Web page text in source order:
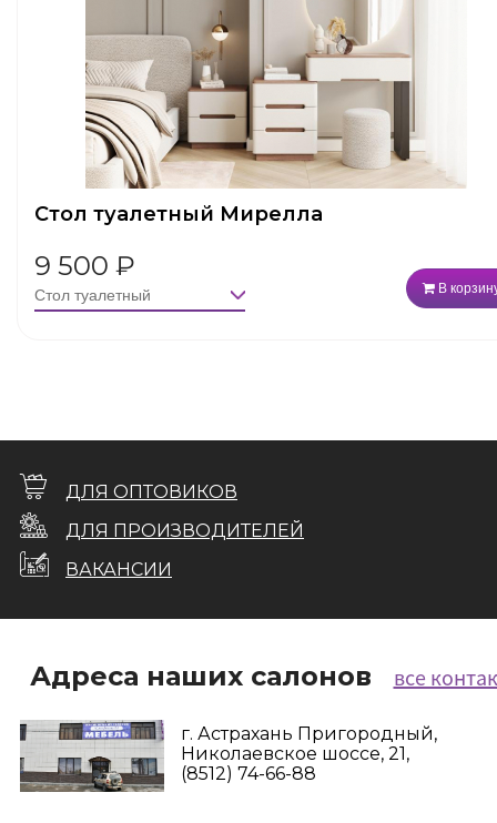
Стол туалетный Мирелла
9 500 ₽
В
ДЛЯ ОПТОВИКОВ
ДЛЯ ПРОИЗВОДИТЕЛЕЙ
ВАКАНСИИ
Адреса наших салонов все
г. Астрахань Пригородный,
Николаевское шоссе, 21,
(8512) 74-66-88